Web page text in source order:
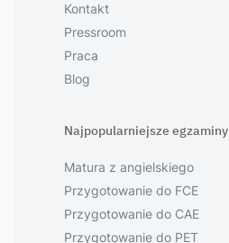
Kontakt
Pressroom
Praca
Blog
Najpopularniejsze egzaminy
Matura z angielskiego
Przygotowanie do FCE
Przygotowanie do CAE
Przygotowanie do PET